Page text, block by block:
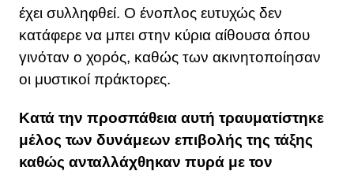
έχει συλληφθεί. Ο ένοπλος ευτυχώς δεν
κατάφερε να μπει στην κύρια αίθουσα όπου
γινόταν ο χορός, καθώς των ακινητοποίησαν
οι μυστικοί πράκτορες.
Κατά την προσπάθεια αυτή τραυματίστηκε
μέλος των δυνάμεων επιβολής της τάξης
καθώς ανταλλάχθηκαν πυρά με τον